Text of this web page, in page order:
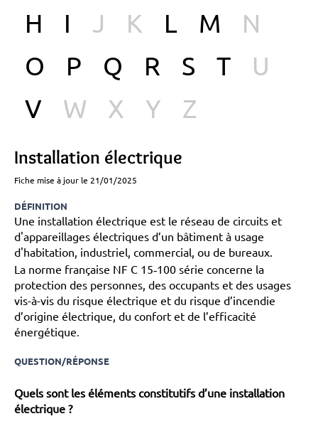
H
I J K L M
N
O
P Q R S T
U
V
W X Y Z
Installation électrique
Fiche mise à jour le 21/01/2025
DÉFINITION
Une installation électrique est le réseau de circuits et
d'appareillages électriques d’un bâtiment à usage
d'habitation, industriel, commercial, ou de bureaux.
La norme française NF C 15‑100 série concerne la
protection des personnes, des occupants et des usages
vis-à-vis du risque électrique et du risque d’incendie
d’origine électrique, du confort et de l’efficacité
énergétique.
QUESTION/RÉPONSE
Quels sont les éléments constitutifs d’une installation
électrique ?